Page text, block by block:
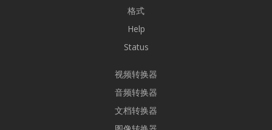
格式
Help
Status
视频转换器
音频转换器
文档转换器